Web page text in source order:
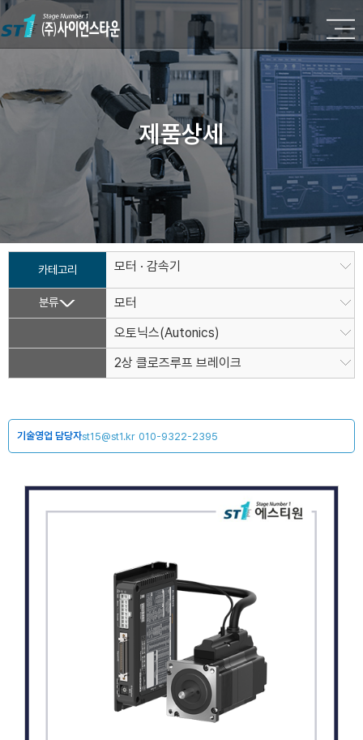
제품상세
카테고리 모터 · 감속기
분류
모터
오토닉스(Autonics)
2상 클로즈루프 브레이크
기술영업 담당자st15@st1.kr 010-9322-2395